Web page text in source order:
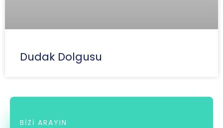
Dudak Dolgusu
BIZI ARAYIN